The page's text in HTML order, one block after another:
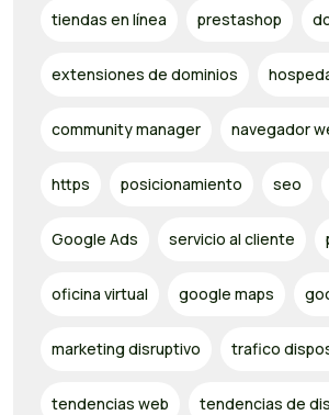
tiendas en línea prestashop
extensiones de dominios
community manager navegador
https posicionamiento seo
Google Ads servicio al cliente
oficina virtual google maps
marketing disruptivo trafico
tendencias web tendencias de